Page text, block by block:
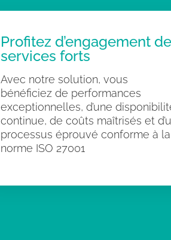
Profitez d’engagement de
services forts
Avec notre solution, vous
bénéficiez de performances
exceptionnelles, d’une
continue, de coûts maîtrisés et
processus éprouvé conforme à la
norme ISO 27001